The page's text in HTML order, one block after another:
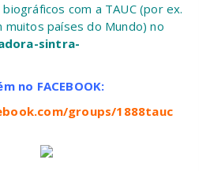
com a TAUC (por ex.
países do Mundo) no
sintra-
no FACEBOOK:
groups/1888tauc